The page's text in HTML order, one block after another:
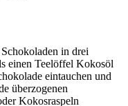
in drei
einen Teelöffel Kokosöl
eintauchen und
überzogenen
Kokosraspeln